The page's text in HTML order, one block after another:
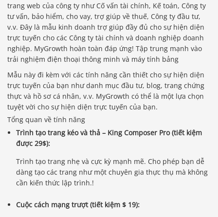
trang web của công ty như Cố vấn tài chính, Kế toán, Công ty
tư vấn, bảo hiểm, cho vay, trợ giúp về thuế, Công ty đầu tư,
v.v. Đây là mẫu kinh doanh trợ giúp đầy đủ cho sự hiện diện
trực tuyến cho các Công ty tài chính và doanh nghiệp doanh
nghiệp. MyGrowth hoàn toàn đáp ứng! Tập trung mạnh vào
trải nghiệm điện thoại thông minh và máy tính bảng
Mẫu này đi kèm với các tính năng cần thiết cho sự hiện diện
trực tuyến của bạn như danh mục đầu tư, blog, trang chứng
thực và hồ sơ cá nhân, v.v. MyGrowth có thể là một lựa chọn
tuyệt vời cho sự hiện diện trực tuyến của bạn.
Tổng quan về tính năng
Trình tạo trang kéo và thả – King Composer Pro (tiết kiệm
được 29$):
Trình tạo trang nhẹ và cực kỳ mạnh mẽ. Cho phép bạn dễ
dàng tạo các trang như một chuyên gia thực thụ mà không
cần kiến ​​thức lập trình.!
Cuộc cách mạng trượt (tiết kiệm $ 19):